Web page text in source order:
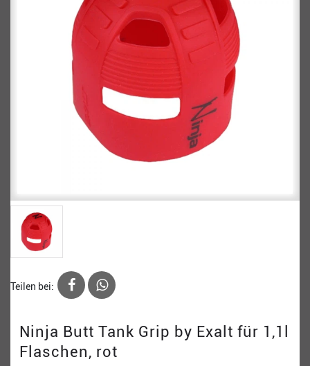
Teilen bei:
Ninja Butt Tank Grip by Exalt für 1,1l
Flaschen, rot